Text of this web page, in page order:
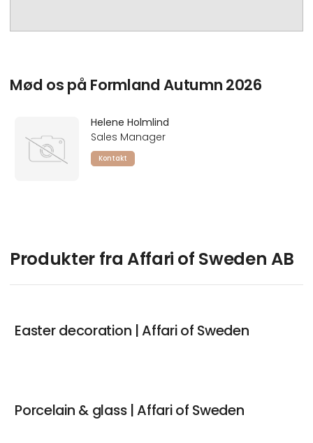
Mød os på Formland Autumn 2026
Helene Holmlind
Sales Manager
Kontakt
Produkter fra Affari of Sweden AB
Easter decoration | Affari of Sweden
Porcelain & glass | Affari of Sweden